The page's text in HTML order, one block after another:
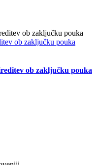
ob zaključku pouka
ob zaključku pouka